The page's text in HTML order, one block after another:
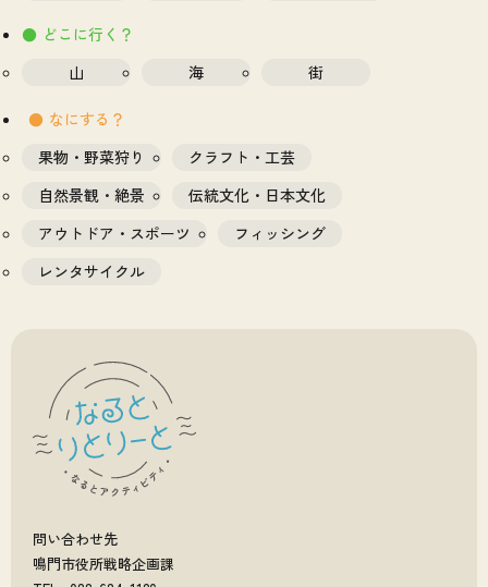
どこに行く？
山
海 街
なにする？
果物・野菜狩り
クラフト・工芸
自然景観・絶景
伝統文化・日本文化
アウトドア・スポーツ
フィッシング
レンタサイクル
問い合わせ先
鳴門市役所戦略企画課